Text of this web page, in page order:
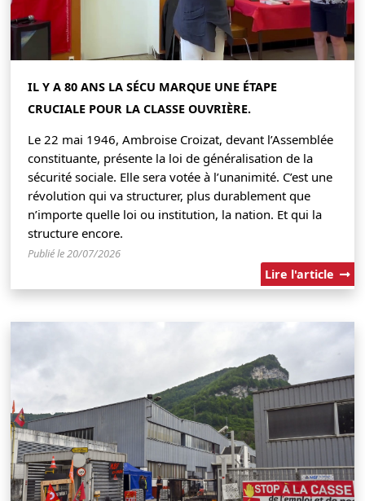
IL Y A 80 ANS LA SÉCU MARQUE UNE ÉTAPE
CRUCIALE POUR LA CLASSE OUVRIÈRE.
Le 22 mai 1946, Ambroise Croizat, devant l’Assemblée
constituante, présente la loi de généralisation de la
sécurité sociale. Elle sera votée à l’unanimité. C’est une
révolution qui va structurer, plus durablement que
n’importe quelle loi ou institution, la nation. Et qui la
structure encore.
Publié le 20/07/2026
Lire l'article